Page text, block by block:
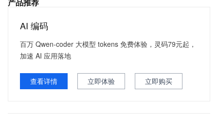
AI 编码
百万 Qwen-coder 大模型 tokens 免费体验，灵码79元起，
加速 AI 应用落地
查看详情 立即体验 立即购买